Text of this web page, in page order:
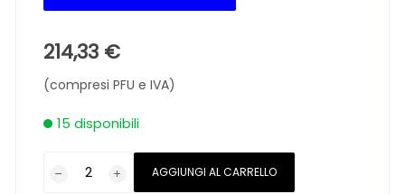
214,33 €
(compresi PFU e IVA)
15 disponibili
AGGIUNGI AL CARRELLO